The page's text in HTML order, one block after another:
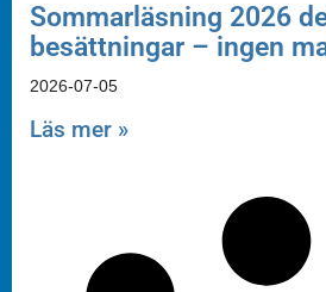
Sommarläsning 2026
besättningar – ingen
2026-07-05
Läs mer »